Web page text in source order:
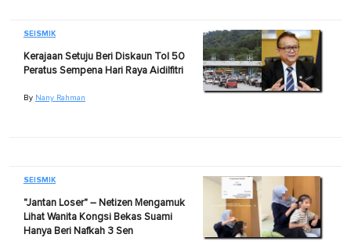
SEISMIK
Kerajaan Setuju Beri Diskaun Tol 50
Peratus Sempena Hari Raya Aidilfitri
By Nany Rahman
SEISMIK
"Jantan Loser" – Netizen Mengamuk
Lihat Wanita Kongsi Bekas Suami
Hanya Beri Nafkah 3 Sen